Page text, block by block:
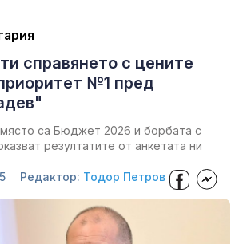
справянето с цените
№1 пред
са Бюджет 2026 и борбата с
резултатите от анкетата ни
Редактор: Тодор Петров